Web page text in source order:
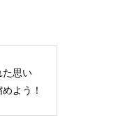
た思い
よう！